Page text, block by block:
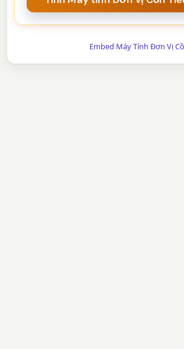
Embed Máy Tính Đơn Vị